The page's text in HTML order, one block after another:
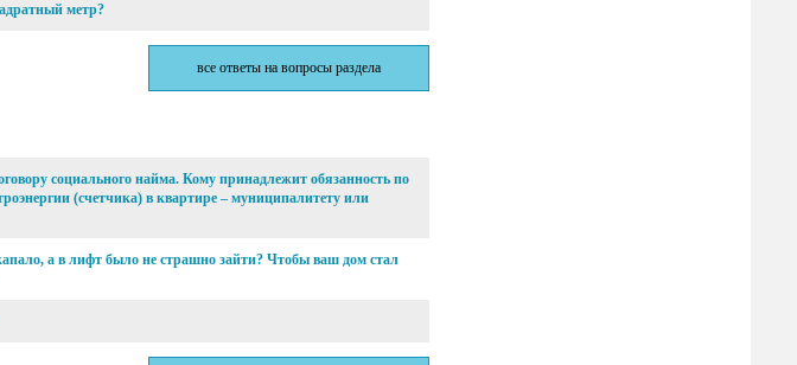
метр?
все ответы на вопросы раздела
социального найма. Кому принадлежит обязанность по
(счетчика) в квартире – муниципалитету или
а в лифт было не страшно зайти? Чтобы ваш дом стал